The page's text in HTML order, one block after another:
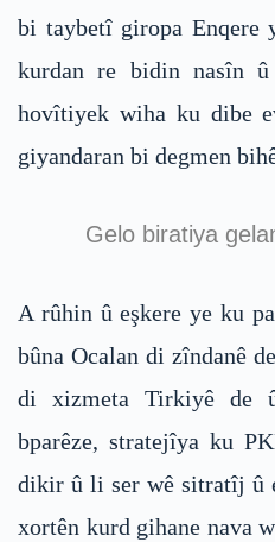
bi taybetî giropa Enqere
kurdan re bidin nasîn
hovîtiyek wiha ku dibe
giyandaran bi degmen
Gelo biratiya
A rûhin û eşkere ye ku
bûna Ocalan di zîndanê
di xizmeta Tirkiyê de
bparêze, stratejîya ku
dikir û li ser wê sitratîj û
xortên kurd gihane nava